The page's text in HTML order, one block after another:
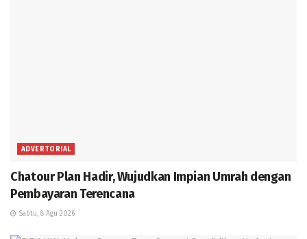
ADVERTORIAL
Chatour Plan Hadir, Wujudkan Impian Umrah dengan
Pembayaran Terencana
Sabtu, 8 Agu 2026